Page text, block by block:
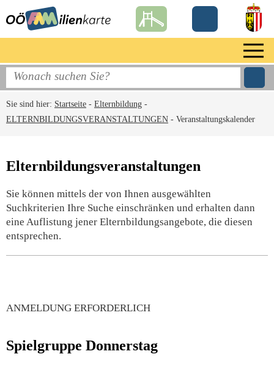
Sie sind hier: Startseite - Elternbildung -
ELTERNBILDUNGSVERANSTALTUNGEN - Veranstaltungskalender
Elternbildungsveranstaltungen
Sie können mittels der von Ihnen ausgewählten
Suchkriterien Ihre Suche einschränken und erhalten dann
eine Auflistung jener Elternbildungsangebote, die diesen
entsprechen.
ANMELDUNG ERFORDERLICH
Spielgruppe Donnerstag